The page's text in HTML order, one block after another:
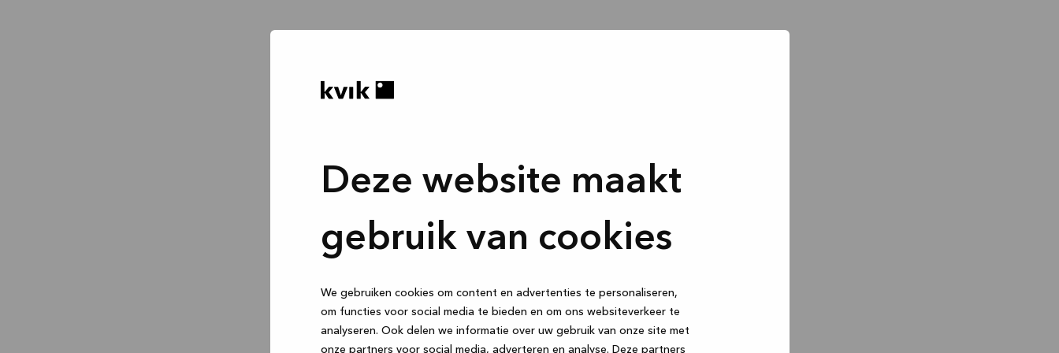
Deze website maakt
gebruik van cookies
We gebruiken cookies om content en advertenties te personaliseren,
om functies voor social media te bieden en om ons websiteverkeer te
analyseren. Ook delen we informatie over uw gebruik van onze site met
onze partners voor social media, adverteren en analyse. Deze partners